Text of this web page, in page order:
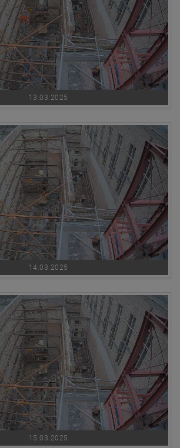
13.03.2025
14.03.2025
15.03.2025